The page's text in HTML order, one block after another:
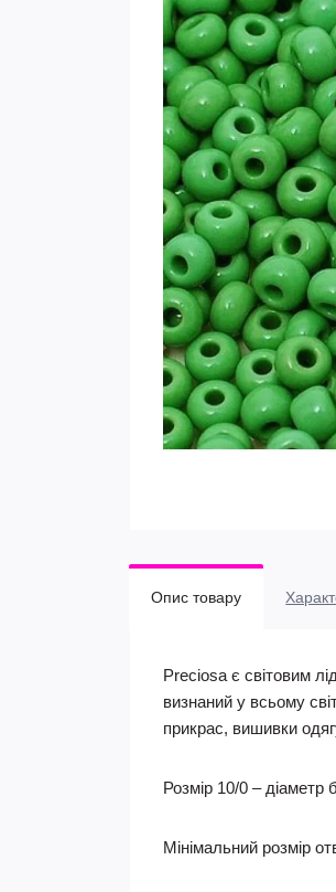
Опис товару
Preciosa є світовим
визнаний у всьому
прикрас, вишивки
Розмір 10/0 – діаметр
Мінімальний розмір